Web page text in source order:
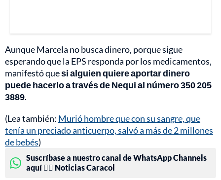
Aunque Marcela no busca dinero, porque sigue
esperando que la EPS responda por los medicamentos,
manifestó quesi alguien quiere aportar dinero
puede hacerlo a través de Nequi al número 350 205
3889.
(Lea también: Murió hombre que con su sangre, que
tenía un preciado anticuerpo, salvó a más de 2 millones
de bebés)
Suscríbase a nuestro canal de WhatsApp Channels
aquí 👉🏻 Noticias Caracol